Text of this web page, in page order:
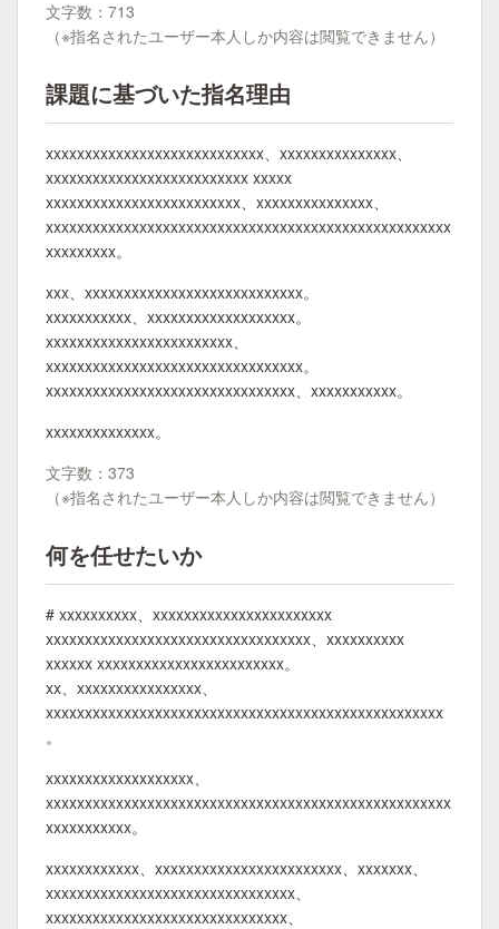
文字数：713
（※指名されたユーザー本人しか内容は閲覧できません）
課題に基づいた指名理由
xxxxxxxxxxxxxxxxxxxxxxxxxxxx、xxxxxxxxxxxxxxx、
xxxxxxxxxxxxxxxxxxxxxxxxxx xxxxx
xxxxxxxxxxxxxxxxxxxxxxxxx、xxxxxxxxxxxxxxx、
xxxxxxxxxxxxxxxxxxxxxxxxxxxxxxxxxxxxxxxxxxxxxxxxxxxx
xxxxxxxxx。
xxx、xxxxxxxxxxxxxxxxxxxxxxxxxxxx。
xxxxxxxxxxx、xxxxxxxxxxxxxxxxxxx。
xxxxxxxxxxxxxxxxxxxxxxxx、
xxxxxxxxxxxxxxxxxxxxxxxxxxxxxxxxx。
xxxxxxxxxxxxxxxxxxxxxxxxxxxxxxxx、xxxxxxxxxxx。
xxxxxxxxxxxxxx。
文字数：373
（※指名されたユーザー本人しか内容は閲覧できません）
何を任せたいか
# xxxxxxxxxx、xxxxxxxxxxxxxxxxxxxxxxx
xxxxxxxxxxxxxxxxxxxxxxxxxxxxxxxxxx、xxxxxxxxxx
xxxxxx xxxxxxxxxxxxxxxxxxxxxxxx。
xx、xxxxxxxxxxxxxxxx、
xxxxxxxxxxxxxxxxxxxxxxxxxxxxxxxxxxxxxxxxxxxxxxxxxxx
。
xxxxxxxxxxxxxxxxxxx、
xxxxxxxxxxxxxxxxxxxxxxxxxxxxxxxxxxxxxxxxxxxxxxxxxxxx
xxxxxxxxxxx。
xxxxxxxxxxxx、xxxxxxxxxxxxxxxxxxxxxxxx、xxxxxxx、
xxxxxxxxxxxxxxxxxxxxxxxxxxxxxxxx、
xxxxxxxxxxxxxxxxxxxxxxxxxxxxxxx、